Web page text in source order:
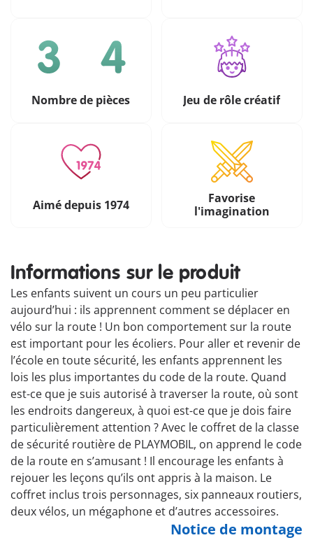
Nombre de pièces Jeu de rôle créatif
Aimé depuis 1974
Favorise
l'imagination
Informations sur le produit
Les enfants suivent un cours un peu particulier
aujourd’hui : ils apprennent comment se déplacer en
vélo sur la route ! Un bon comportement sur la route
est important pour les écoliers. Pour aller et revenir de
l’école en toute sécurité, les enfants apprennent les
lois les plus importantes du code de la route. Quand
est-ce que je suis autorisé à traverser la route, où sont
les endroits dangereux, à quoi est-ce que je dois faire
particulièrement attention ? Avec le coffret de la classe
de sécurité routière de PLAYMOBIL, on apprend le code
de la route en s’amusant ! Il encourage les enfants à
rejouer les leçons qu’ils ont appris à la maison. Le
coffret inclus trois personnages, six panneaux routiers,
deux vélos, un mégaphone et d’autres accessoires.
Notice de montage